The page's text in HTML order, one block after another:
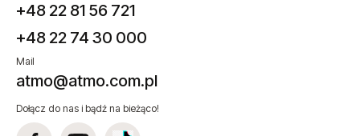
+48 22 81 56 721
+48 22 74 30 000
Mail
atmo@atmo.com.pl
Dołącz do nas i bądź na bieżąco!